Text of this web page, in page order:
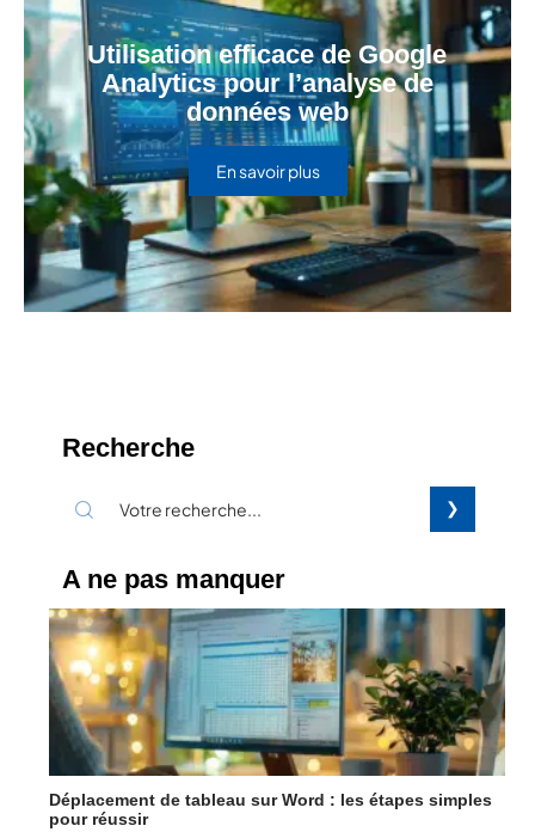
Utilisation efficace de Google
Analytics pour l’analyse de
données web
En savoir plus
Recherche
A ne pas manquer
Déplacement de tableau sur Word : les étapes simples
pour réussir